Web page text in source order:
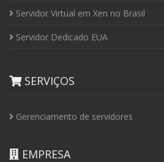
Servidor Virtual em Xen no Brasil
Servidor Dedicado EUA
SERVIÇOS
Gerenciamento de servidores
EMPRESA